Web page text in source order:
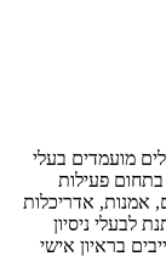
מועמדים בעלי
פעילות
אמנות, אדריכלות
לבעלי ניסיון
בראיון אישי